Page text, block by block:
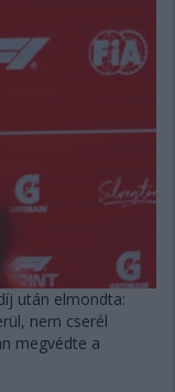
után elmondta:
nem cserél
megvédte a